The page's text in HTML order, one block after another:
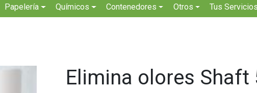
Papelería Químicos Contenedores Otros Tus Servicios
Elimina olores Shaft